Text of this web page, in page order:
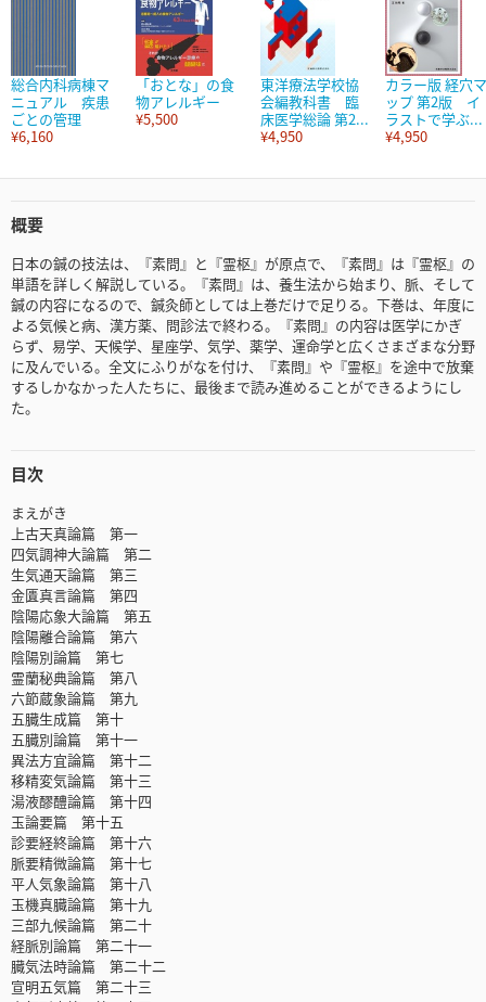
総合内科病棟マ
ニュアル 疾患
ごとの管理
¥6,160
「おとな」の食
物アレルギー
¥5,500
東洋療法学校協
会編教科書 臨
床医学総論 第2...
¥4,950
カラー版 経穴マ
ップ 第2版 イ
ラストで学ぶ...
¥4,950
概要
日本の鍼の技法は、『素問』と『霊枢』が原点で、『素問』は『霊枢』の
単語を詳しく解説している。『素問』は、養生法から始まり、脈、そして
鍼の内容になるので、鍼灸師としては上巻だけで足りる。下巻は、年度に
よる気候と病、漢方薬、問診法で終わる。『素問』の内容は医学にかぎ
らず、易学、天候学、星座学、気学、薬学、運命学と広くさまざまな分野
に及んでいる。全文にふりがなを付け、『素問』や『霊枢』を途中で放棄
するしかなかった人たちに、最後まで読み進めることができるようにし
た。
目次
まえがき
上古天真論篇 第一
四気調神大論篇 第二
生気通天論篇 第三
金匱真言論篇 第四
陰陽応象大論篇 第五
陰陽離合論篇 第六
陰陽別論篇 第七
霊蘭秘典論篇 第八
六節蔵象論篇 第九
五臓生成篇 第十
五臓別論篇 第十一
異法方宜論篇 第十二
移精変気論篇 第十三
湯液醪醴論篇 第十四
玉論要篇 第十五
診要経終論篇 第十六
脈要精微論篇 第十七
平人気象論篇 第十八
玉機真臓論篇 第十九
三部九候論篇 第二十
経脈別論篇 第二十一
臓気法時論篇 第二十二
宣明五気篇 第二十三